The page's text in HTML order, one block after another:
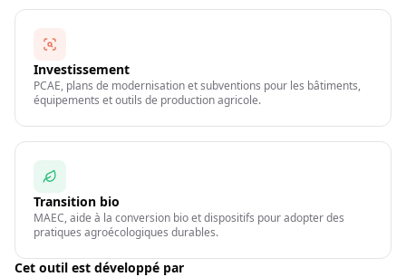
Investissement
PCAE, plans de modernisation et subventions pour les bâtiments,
équipements et outils de production agricole.
Transition bio
MAEC, aide à la conversion bio et dispositifs pour adopter des
pratiques agroécologiques durables.
Cet outil est développé par